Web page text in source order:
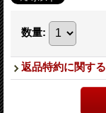
数量:
返品特約に関す